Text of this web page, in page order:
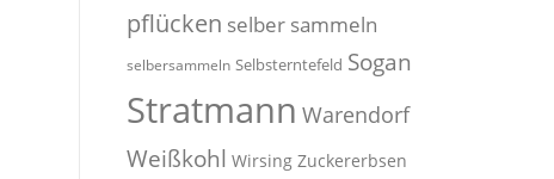
pflücken selber sammeln
selbersammeln Selbsterntefeld Sogan
Stratmann Warendorf
Weißkohl Wirsing Zuckererbsen